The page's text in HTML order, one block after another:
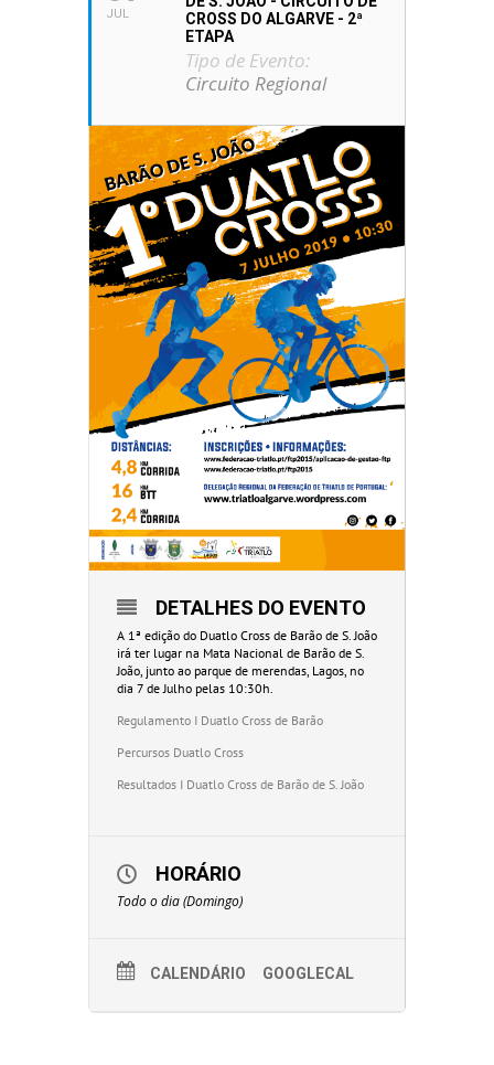
JUL
CROSS DO ALGARVE - 2ª
ETAPA
Tipo de Evento:
Circuito Regional
DETALHES DO EVENTO
A 1ª edição do Duatlo Cross de Barão de S. João
irá ter lugar na Mata Nacional de Barão de S.
João, junto ao parque de merendas, Lagos, no
dia 7 de Julho pelas 10:30h.
Regulamento I Duatlo Cross de Barão
Percursos Duatlo Cross
Resultados I Duatlo Cross de Barão de S. João
HORÁRIO
Todo o dia (Domingo)
CALENDÁRIO GOOGLECAL